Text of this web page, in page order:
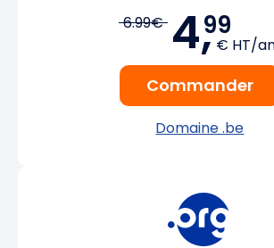
6.99€ 4,99
€ HT/
Commander
Domaine .be